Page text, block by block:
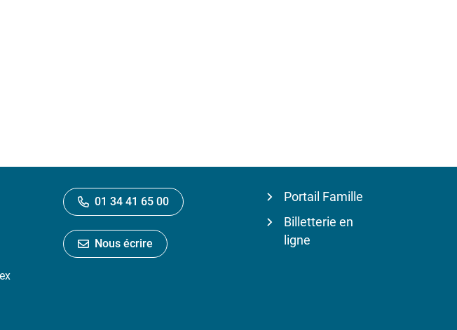
01 34 41 65 00
Nous écrire
Portail Famille
Billetterie en
ligne